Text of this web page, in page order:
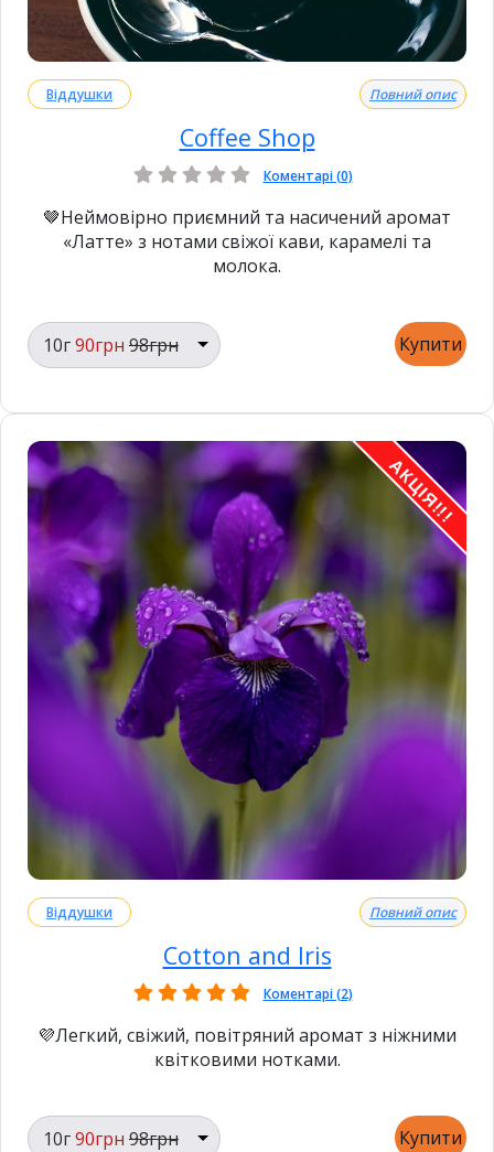
Віддушки Повний опис
Coffee Shop
Коментарі (0)
🤎Неймовірно приємний та насичений аромат
«Латте» з нотами свіжої кави, карамелі та
молока.
10г90грн 98грн Купити
АКЦІЯ!!!
Віддушки Повний опис
Cotton and Iris
Коментарі (2)
💜Легкий, свіжий, повітряний аромат з ніжними
квітковими нотками.
10г90грн 98грн Купити